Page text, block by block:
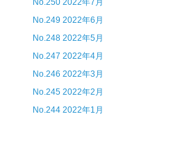
No.250 2022年7月
No.249 2022年6月
No.248 2022年5月
No.247 2022年4月
No.246 2022年3月
No.245 2022年2月
No.244 2022年1月